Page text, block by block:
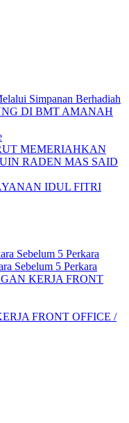
Simpanan Berhadiah
DI BMT AMANAH
MEMERIAHKAN
RADEN MAS SAID
IDUL FITRI
Sebelum 5 Perkara
Sebelum 5 Perkara
KERJA FRONT
FRONT OFFICE /